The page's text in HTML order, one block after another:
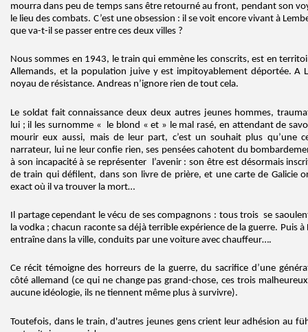
mourra dans peu de temps sans être retourné au front, pendant son
le lieu des combats. C’est une obsession : il se voit encore vivant à
que va-t-il se passer entre ces deux villes ?
Nous sommes en 1943, le train qui emmène les conscrits, est en
Allemands, et la population juive y est impitoyablement déportée. A
noyau de résistance. Andreas n’ignore rien de tout cela.
Le soldat fait connaissance deux deux autres jeunes hommes,
lui ; il les surnomme « le blond « et » le mal rasé, en attendant de
mourir eux aussi, mais de leur part, c’est un souhait plus qu’une
narrateur, lui ne leur confie rien, ses pensées cahotent du
à son incapacité à se représenter l’avenir : son être est désormais
de train qui défilent, dans son livre de prière, et une carte de Galicie
exact où il va trouver la mort…
Il partage cependant le vécu de ses compagnons : tous trois se
la vodka ; chacun raconte sa déjà terrible expérience de la guerre. Puis
entraîne dans la ville, conduits par une voiture avec chauffeur….
Ce récit témoigne des horreurs de la guerre, du sacrifice d’une
côté allemand (ce qui ne change pas grand-chose, ces trois
aucune idéologie, ils ne tiennent même plus à survivre).
Toutefois, dans le train, d'autres jeunes gens crient leur adhésion au